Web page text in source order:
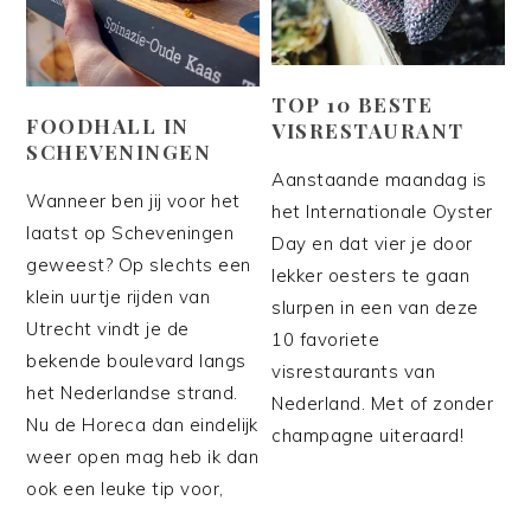
FOODHALL IN
SCHEVENINGEN
Wanneer ben jij voor het
laatst op Scheveningen
geweest? Op slechts een
klein uurtje rijden van
Utrecht vindt je de
bekende boulevard langs
het Nederlandse strand.
Nu de Horeca dan eindelijk
weer open mag heb ik dan
ook een leuke tip voor,
TOP 10 BESTE
VISRESTAURANT
Aanstaande maandag is
het Internationale Oyster
Day en dat vier je door
lekker oesters te gaan
slurpen in een van deze
10 favoriete
visrestaurants van
Nederland. Met of zonder
champagne uiteraard!